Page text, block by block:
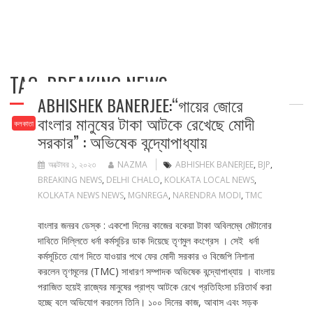
TAG: BREAKING NEWS
কলকাতা
ABHISHEK BANERJEE:“গায়ের জোরে
বাংলার মানুষের টাকা আটকে রেখেছে মোদী
সরকার” : অভিষেক বন্দ্যোপাধ্যায়
অক্টোবর ১, ২০২৩ NAZMA ABHISHEK BANERJEE, BJP,
BREAKING NEWS, DELHI CHALO, KOLKATA LOCAL NEWS,
KOLKATA NEWS NEWS, MGNREGA, NARENDRA MODI, TMC
বাংলার জনরব ডেস্ক : একশো দিনের কাজের বকেয়া টাকা অবিলম্বে মেটানোর
দাবিতে দিল্লিতে ধর্না কর্মসূচির ডাক দিয়েছে তৃণমুল কংগ্রেস । সেই ধর্না
কর্মসূচিতে যোগ দিতে যাওয়ার পথে ফের মোদী সরকার ও বিজেপি নিশানা
করলেন তৃণমূলের (TMC) সাধারণ সম্পাদক অভিষেক বন্দ্যোপাধ্যায় । বাংলায়
পরাজিত হয়েই রাজ্যের মানুষের প্রাপ্য আটকে রেখে প্রতিহিংসা চরিতার্থ করা
হচ্ছে বলে অভিযোগ করলেন তিনি। ১০০ দিনের কাজ, আবাস এবং সড়ক